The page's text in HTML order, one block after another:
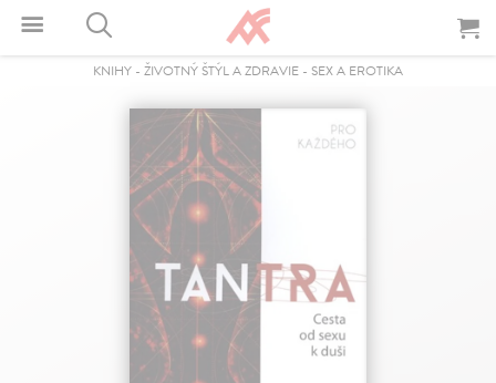
KNIHY - ŽIVOTNÝ ŠTÝL A ZDRAVIE - SEX A EROTIKA